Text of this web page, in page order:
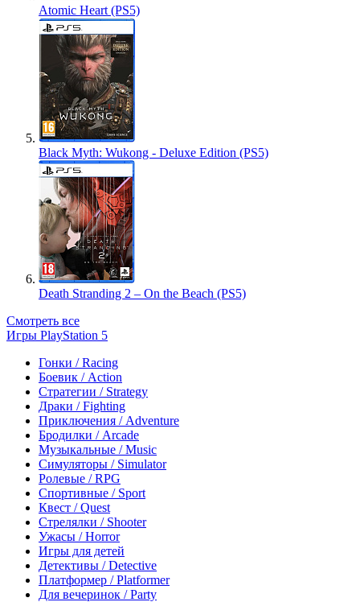
Atomic Heart (PS5)
Black Myth: Wukong - Deluxe Edition (PS5)
Death Stranding 2 – On the Beach (PS5)
Смотреть все
Игры PlayStation 5
Гонки / Racing
Боевик / Action
Стратегии / Strategy
Драки / Fighting
Приключения / Adventure
Бродилки / Arcade
Музыкальные / Music
Симуляторы / Simulator
Ролевые / RPG
Спортивные / Sport
Квест / Quest
Стрелялки / Shooter
Ужасы / Horror
Игры для детей
Детективы / Detective
Платформер / Platformer
Для вечеринок / Party